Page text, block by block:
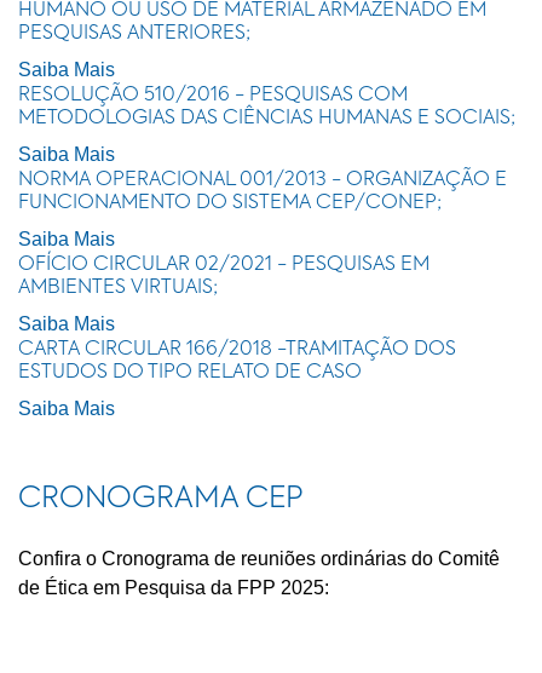
HUMANO OU USO DE MATERIAL ARMAZENADO EM
PESQUISAS ANTERIORES;
Saiba Mais
RESOLUÇÃO 510/2016 - PESQUISAS COM
METODOLOGIAS DAS CIÊNCIAS HUMANAS E SOCIAIS;
Saiba Mais
NORMA OPERACIONAL 001/2013 - ORGANIZAÇÃO E
FUNCIONAMENTO DO SISTEMA CEP/CONEP;
Saiba Mais
OFÍCIO CIRCULAR 02/2021 - PESQUISAS EM
AMBIENTES VIRTUAIS;
Saiba Mais
CARTA CIRCULAR 166/2018 -TRAMITAÇÃO DOS
ESTUDOS DO TIPO RELATO DE CASO
Saiba Mais
CRONOGRAMA CEP
Confira o Cronograma de reuniões ordinárias do Comitê
de Ética em Pesquisa da FPP 2025: